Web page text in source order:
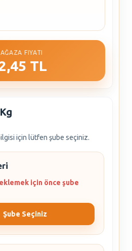
FIYATI
TL
için lütfen şube seçiniz.
için önce şube
Şube Seçiniz